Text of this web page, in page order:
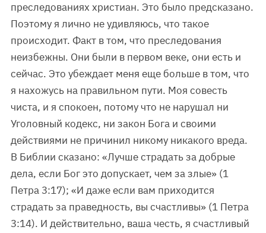
преследованиях христиан. Это было предсказано.
Поэтому я лично не удивляюсь, что такое
происходит. Факт в том, что преследования
неизбежны. Они были в первом веке, они есть и
сейчас. Это убеждает меня еще больше в том, что
я нахожусь на правильном пути. Моя совесть
чиста, и я спокоен, потому что не нарушал ни
Уголовный кодекс, ни закон Бога и своими
действиями не причинил никому никакого вреда.
В Библии сказано: «Лучше страдать за добрые
дела, если Бог это допускает, чем за злые» (1
Петра 3:17); «И даже если вам приходится
страдать за праведность, вы счастливы» (1 Петра
3:14). И действительно, ваша честь, я счастливый